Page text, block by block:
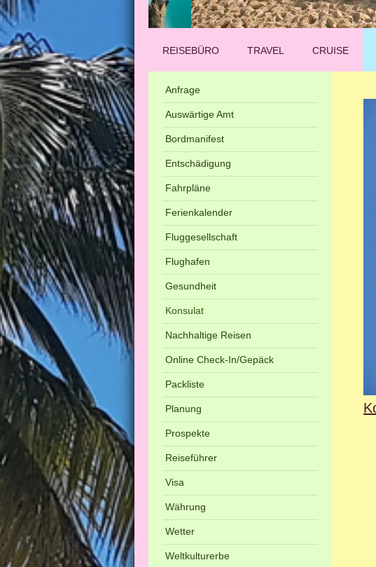
REISEBÜRO TRAVEL CRUISE
Anfrage
Auswärtige Amt
Bordmanifest
Entschädigung
Fahrpläne
Ferienkalender
Fluggesellschaft
Flughafen
Gesundheit
Konsulat
Nachhaltige Reisen
Online Check-In/Gepäck
Packliste
Planung
Prospekte
Reiseführer
Visa
Währung
Wetter
Weltkulturerbe